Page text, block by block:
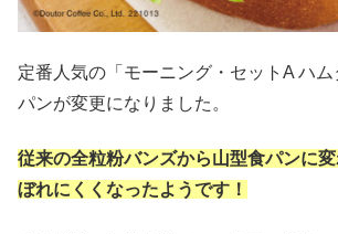
定番人気の「モーニング・セットA ハ
パンが変更になりました。
従来の全粒粉バンズから山型食パンに
ぼれにくくなったようです！